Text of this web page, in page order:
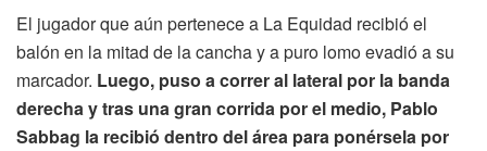
El jugador que aún pertenece a La Equidad recibió el
balón en la mitad de la cancha y a puro lomo evadió a su
marcador. Luego, puso a correr al lateral por la banda
derecha y tras una gran corrida por el medio, Pablo
Sabbag la recibió dentro del área para ponérsela por